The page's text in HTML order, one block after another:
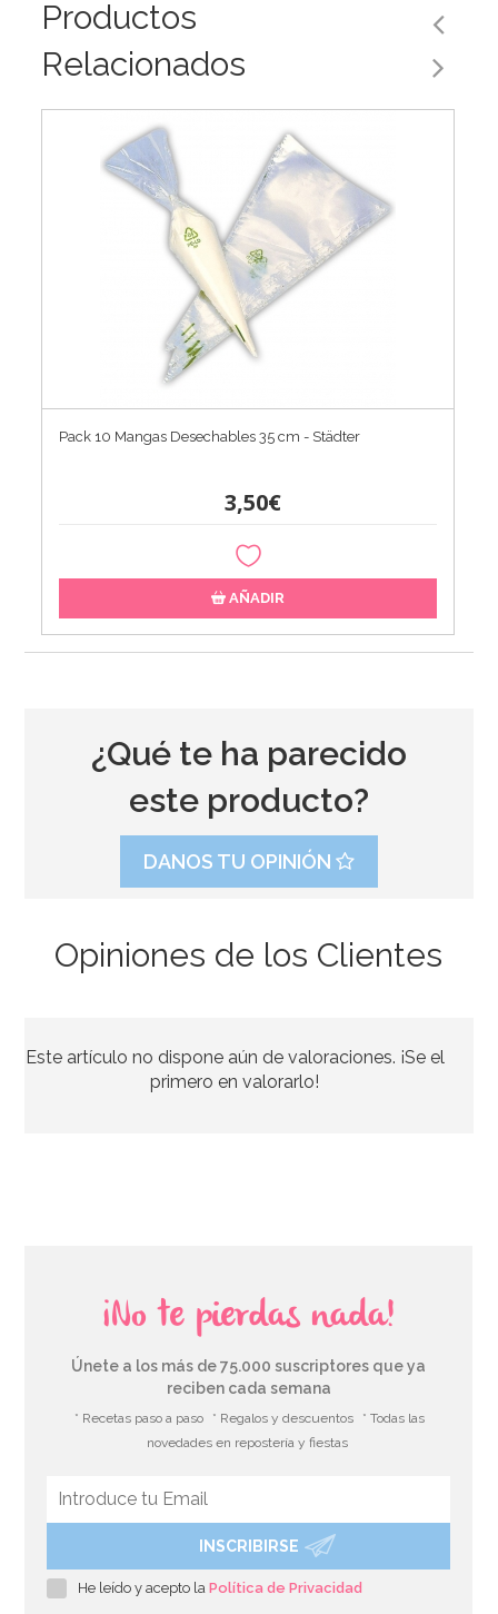
Productos
Relacionados
Pack 10 Mangas Desechables 35 cm - Städter
3,50€
AÑADIR
2,40€
Molde para Cupcakes 12 Cavidades - Wilton
¿Qué te ha parecido
este producto?
DANOS TU OPINIÓN
Opiniones de los Clientes
Este artículo no dispone aún de valoraciones. ¡Se el
primero en valorarlo!
¡No te pierdas nada!
Únete a los más de 75.000 suscriptores que ya
reciben cada semana
* Recetas paso a paso * Regalos y descuentos
* Todas las
novedades en repostería y fiestas
INSCRIBIRSE
He leído y acepto laPolítica de Privacidad